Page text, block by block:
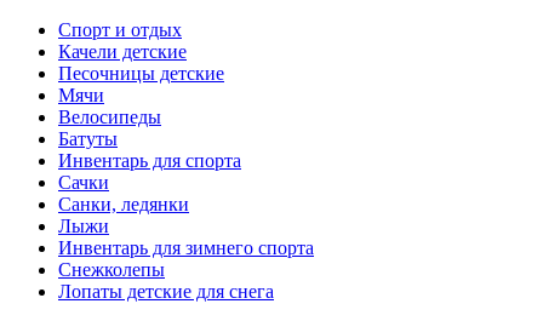
Спорт и отдых
Качели детские
Песочницы детские
Мячи
Велосипеды
Батуты
Инвентарь для спорта
Сачки
Санки, ледянки
Лыжи
Инвентарь для зимнего спорта
Снежколепы
Лопаты детские для снега